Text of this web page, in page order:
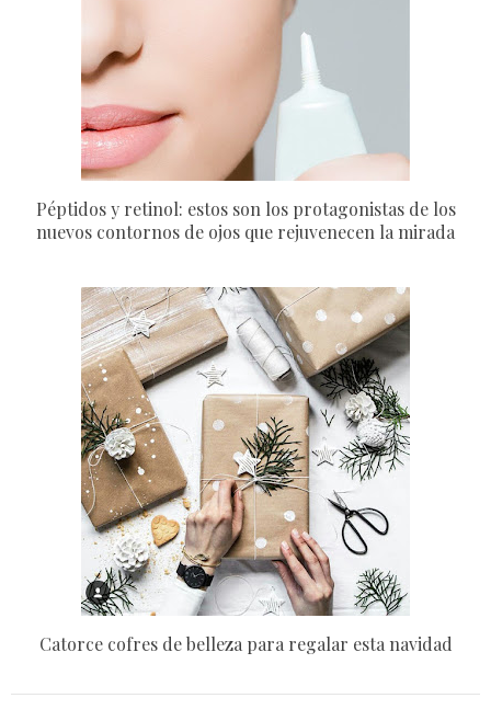
Péptidos y retinol: estos son los protagonistas de los
nuevos contornos de ojos que rejuvenecen la mirada
Catorce cofres de belleza para regalar esta navidad